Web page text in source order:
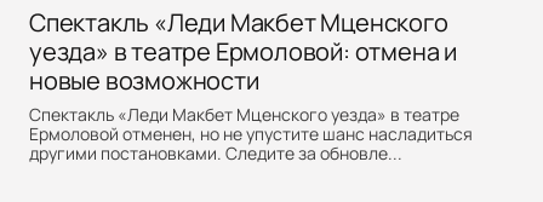
Спектакль «Леди Макбет Мценского
уезда» в театре Ермоловой: отмена и
новые возможности
Спектакль «Леди Макбет Мценского уезда» в театре
Ермоловой отменен, но не упустите шанс насладиться
другими постановками. Следите за обновле...